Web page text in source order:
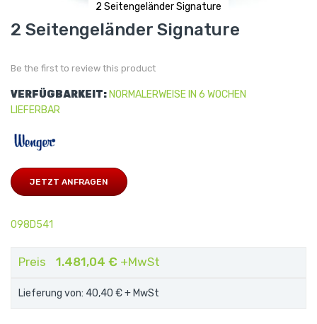
2 Seitengeländer Signature
Skip
to
the
gallery
2 Seitengeländer Signature
Be the first to review this product
VERFÜGBARKEIT: NORMALERWEISE IN 6 WOCHEN
LIEFERBAR
JETZT ANFRAGEN
098D541
Preis 1.481,04 € +MwSt
Lieferung von: 40,40 €+ MwSt